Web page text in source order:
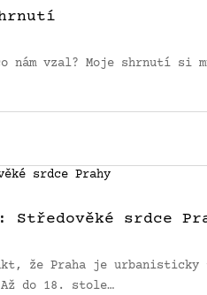
nám vzal? Moje shrnutí si
Středověké srdce
že Praha je
do 18. stole…